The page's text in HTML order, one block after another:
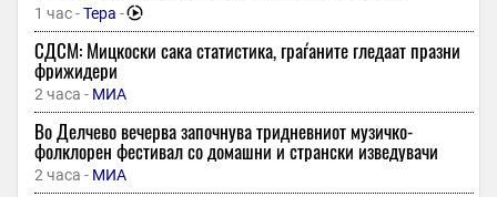
1 час -Тера -
СДСМ: Мицкоски сака статистика, граѓаните гледаат празни
фрижидери
2 часа - МИА
Во Делчево вечерва започнува тридневниот музичко-
фолклорен фестивал со домашни и странски изведувачи
2 часа - МИА